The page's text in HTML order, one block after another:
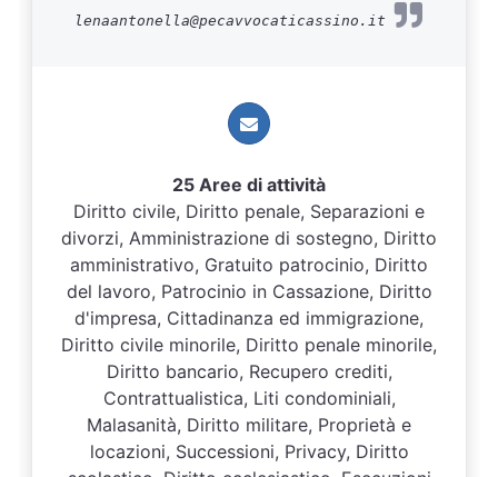
lenaantonella@pecavvocaticassino.it
25 Aree di attività
Diritto civile, Diritto penale, Separazioni e
divorzi, Amministrazione di sostegno, Diritto
amministrativo, Gratuito patrocinio, Diritto
del lavoro, Patrocinio in Cassazione, Diritto
d'impresa, Cittadinanza ed immigrazione,
Diritto civile minorile, Diritto penale minorile,
Diritto bancario, Recupero crediti,
Contrattualistica, Liti condominiali,
Malasanità, Diritto militare, Proprietà e
locazioni, Successioni, Privacy, Diritto